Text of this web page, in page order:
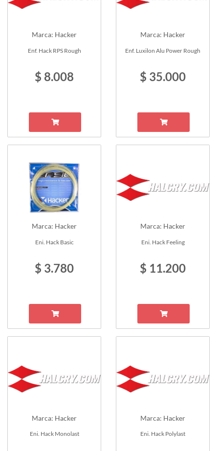
Marca: Hacker
Enf. Hack RPS Rough
$ 8.008
Marca: Hacker
Enf. Luxilon Alu Power Rough
$ 35.000
Marca: Hacker
Eni. Hack Basic
$ 3.780
Marca: Hacker
Eni. Hack Feeling
$ 11.200
Marca: Hacker
Eni. Hack Monolast
Marca: Hacker
Eni. Hack Polylast